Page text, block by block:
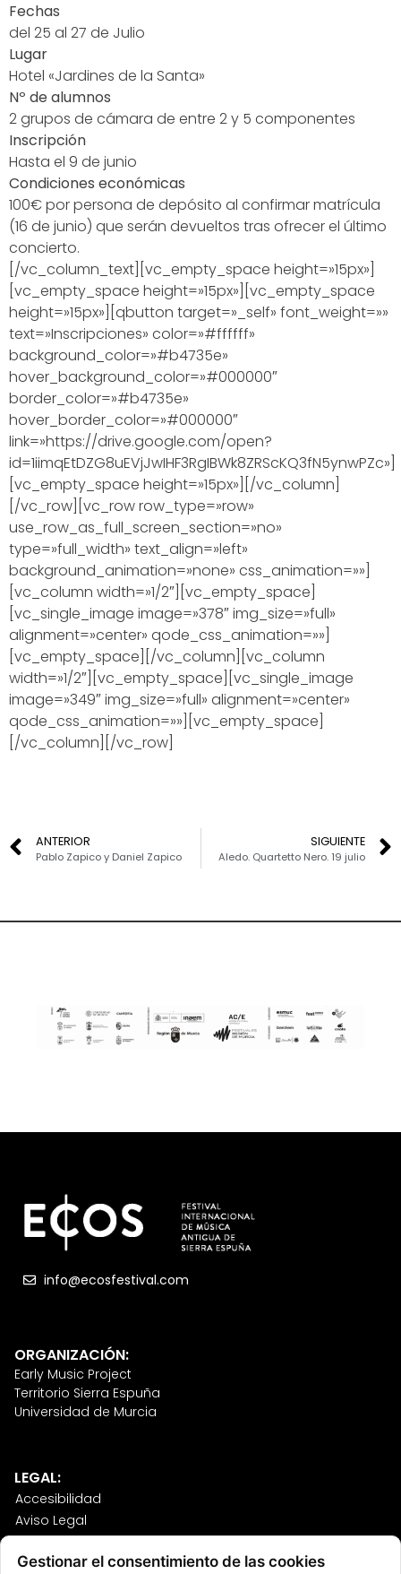
Fechas
del 25 al 27 de Julio
Lugar
Hotel «Jardines de la Santa»
Nº de alumnos
2 grupos de cámara de entre 2 y 5 componentes
Inscripción
Hasta el 9 de junio
Condiciones económicas
100€ por persona de depósito al confirmar matrícula
(16 de junio) que serán devueltos tras ofrecer el último
concierto.
[/vc_column_text][vc_empty_space height=»15px»]
[vc_empty_space height=»15px»][vc_empty_space
height=»15px»][qbutton target=»_self» font_weight=»»
text=»Inscripciones» color=»#ffffff»
background_color=»#b4735e»
hover_background_color=»#000000″
border_color=»#b4735e»
hover_border_color=»#000000″
link=»https://drive.google.com/open?
id=1iimqEtDZG8uEVjJwIHF3RgIBWk8ZRScKQ3fN5ynwPZc»]
[vc_empty_space height=»15px»][/vc_column]
[/vc_row][vc_row row_type=»row»
use_row_as_full_screen_section=»no»
type=»full_width» text_align=»left»
background_animation=»none» css_animation=»»]
[vc_column width=»1/2″][vc_empty_space]
[vc_single_image image=»378″ img_size=»full»
alignment=»center» qode_css_animation=»»]
[vc_empty_space][/vc_column][vc_column
width=»1/2″][vc_empty_space][vc_single_image
image=»349″ img_size=»full» alignment=»center»
qode_css_animation=»»][vc_empty_space]
[/vc_column][/vc_row]
ANTERIOR
Pablo Zapico y Daniel Zapico
SIGUIENTE
Aledo. Quartetto Nero. 19 julio
info@ecosfestival.com
ORGANIZACIÓN:
Early Music Project
Territorio Sierra Espuña
Universidad de Murcia
LEGAL:
Accesibilidad
Aviso Legal
Política de Cookies
Política de Privacidad
Gestionar el consentimiento de las cookies